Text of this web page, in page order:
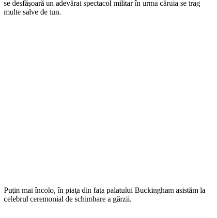
se desfăşoară un adevărat spectacol militar în urma căruia se trag
multe salve de tun.
Puţin mai încolo, în piaţa din faţa palatului Buckingham asistăm la
celebrul ceremonial de schimbare a gărzii.